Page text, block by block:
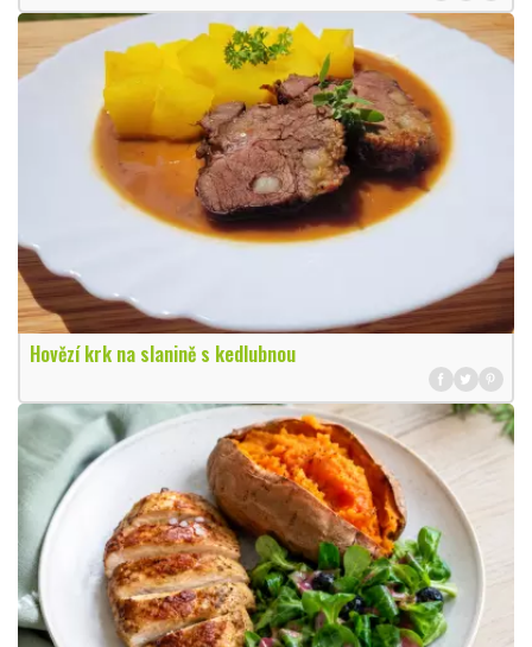
Hovězí krk na slanině s kedlubnou